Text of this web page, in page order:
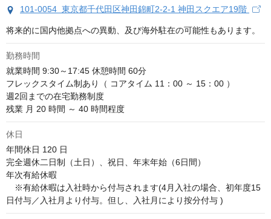
101-0054 東京都千代田区神田錦町2-2-1 神田スクエア19階
将来的に国内他拠点への異動、及び海外駐在の可能性もあります。
勤務時間
就業時間 9:30～17:45 休憩時間 60分
フレックスタイム制あり（ コアタイム 11：00 ～ 15：00 ）
週2回までの在宅勤務制度
残業 月 20 時間 ～ 40 時間程度
休日
年間休日 120 日
完全週休二日制（土日）、祝日、年末年始（6日間）
年次有給休暇
※有給休暇は入社時から付与されます(4月入社の場合、初年度15
日付与／入社月より付与。但し、入社月により按分付与 )